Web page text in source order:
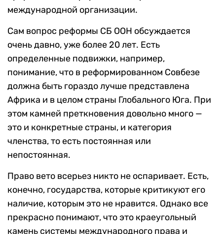
международной организации.
Сам вопрос реформы СБ ООН обсуждается
очень давно, уже более 20 лет. Есть
определенные подвижки, например,
понимание, что в реформированном Совбезе
должна быть гораздо лучше представлена
Африка и в целом страны Глобального Юга. При
этом камней преткновения довольно много —
это и конкретные страны, и категория
членства, то есть постоянная или
непостоянная.
Право вето всерьез никто не оспаривает. Есть,
конечно, государства, которые критикуют его
наличие, которым это не нравится. Однако все
прекрасно понимают, что это краеугольный
камень системы международного права и